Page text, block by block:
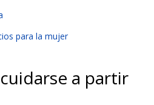
para la mujer
a partir